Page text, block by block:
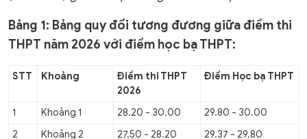
Bảng 1: Bảng quy đổi tương đương giữa điểm thi
THPT năm 2026 với điểm học bạ THPT:
STT Khoảng
Điểm thi THPT
2026
Điểm Học bạ THPT
1 Khoảng 1 28.20 - 30.00
29.80 - 30.00
2
Khoảng 2 27.50 - 28.20
29.37 - 29.80